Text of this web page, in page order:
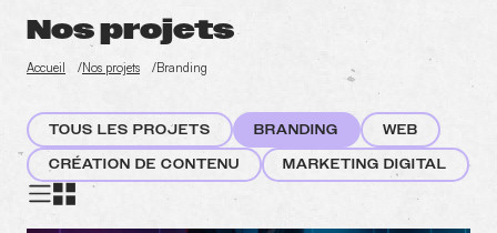
Nos projets
Accueil Nos projets Branding
TOUS LES PROJETS BRANDING WEB
CRÉATION DE CONTENU MARKETING DIGITAL